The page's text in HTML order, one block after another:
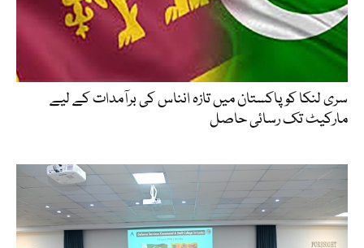
سری لنکا کو پاکستان میں تازہ انناس کی برآمدات کے لیے
مارکیٹ تک رسائی حاصل